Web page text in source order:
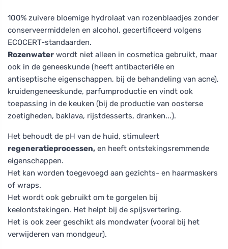
100% zuivere bloemige hydrolaat van rozenblaadjes zonder
conserveermiddelen en alcohol, gecertificeerd volgens
ECOCERT-standaarden.
Rozenwater wordt niet alleen in cosmetica gebruikt, maar
ook in de geneeskunde (heeft antibacteriële en
antiseptische eigenschappen, bij de behandeling van acne),
kruidengeneeskunde, parfumproductie en vindt ook
toepassing in de keuken (bij de productie van oosterse
zoetigheden, baklava, rijstdesserts, dranken...).
Het behoudt de pH van de huid, stimuleert
regeneratieprocessen, en heeft ontstekingsremmende
eigenschappen.
Het kan worden toegevoegd aan gezichts- en haarmaskers
of wraps.
Het wordt ook gebruikt om te gorgelen bij
keelontstekingen. Het helpt bij de spijsvertering.
Het is ook zeer geschikt als mondwater (vooral bij het
verwijderen van mondgeur).